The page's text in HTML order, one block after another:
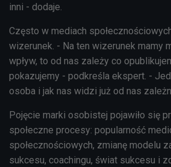
inni - dodaje.
Często w mediach
wizerunek. - Na ten wizerunek mamy
wpływ, to od nas zależy co
pokazujemy - podkreśla ekspert. -
osoba i jak nas widzi już od nas
Pojęcie marki osobistej pojawiło się
społeczne procesy: popularność
społecznościowych, zmianę modelu
sukcesu, coachingu, świat sukcesu i